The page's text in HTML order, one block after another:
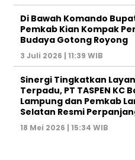
Di Bawah Komando
Pemkab Kian Kompak
Budaya Gotong Royong
3 Juli 2026 | 11:39 WIB
Sinergi Tingkatkan
Terpadu, PT TASPEN KC
Lampung dan Pemkab
Selatan Resmi
18 Mei 2026 | 15:34 WIB